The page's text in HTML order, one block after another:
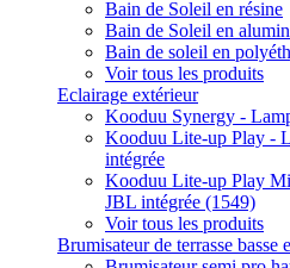
Bain de Soleil en résine
Bain de Soleil en
Bain de soleil en
Voir tous les produits
Eclairage extérieur
Kooduu Synergy -
Kooduu Lite-up Play -
intégrée
Kooduu Lite-up Play
JBL intégrée (1549)
Voir tous les produits
Brumisateur de terrasse basse